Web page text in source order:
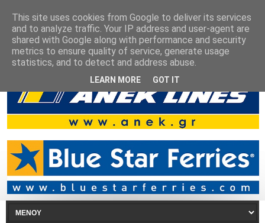
This site uses cookies from Google to deliver its services
and to analyze traffic. Your IP address and user-agent are
shared with Google along with performance and security
metrics to ensure quality of service, generate usage
statistics, and to detect and address abuse.
LEARN MORE GOT IT